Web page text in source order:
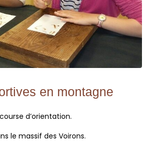
en montagne
d’orientation.
le massif des Voirons.